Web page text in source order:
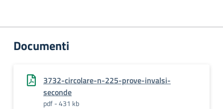
Documenti
3732-circolare-n-225-prove-invalsi-
seconde
pdf - 431 kb